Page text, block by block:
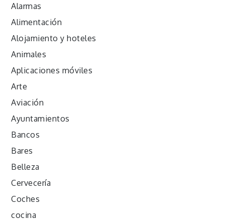
Alarmas
Alimentación
Alojamiento y hoteles
Animales
Aplicaciones móviles
Arte
Aviación
Ayuntamientos
Bancos
Bares
Belleza
Cervecería
Coches
cocina